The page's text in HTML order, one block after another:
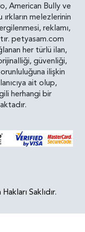
American Bully ve
melezlerinin
reklamı,
petyasam.com
her türlü ilan,
güvenliği,
ilişkin
ait olup,
herhangi bir
Saklıdır.